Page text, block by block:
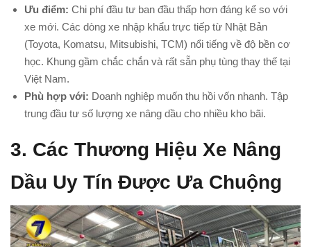
Ưu điểm: Chi phí đầu tư ban đầu thấp hơn đáng kể so với
xe mới. Các dòng xe nhập khẩu trực tiếp từ Nhật Bản
(Toyota, Komatsu, Mitsubishi, TCM) nổi tiếng về độ bền cơ
học. Khung gầm chắc chắn và rất sẵn phụ tùng thay thế tại
Việt Nam.
Phù hợp với: Doanh nghiệp muốn thu hồi vốn nhanh. Tập
trung đầu tư số lượng xe nâng dầu cho nhiều kho bãi.
3. Các Thương Hiệu Xe Nâng
Dầu Uy Tín Được Ưa Chuộng